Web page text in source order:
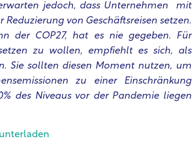
jedoch, dass Unternehmen mit
von Geschäftsreisen setzen.
der COP27, hat es nie gegeben. Für
zu wollen, empfiehlt es sich, als
Sie sollten diesen Moment nutzen, um
zu einer Einschränkung
des Niveaus vor der Pandemie liegen